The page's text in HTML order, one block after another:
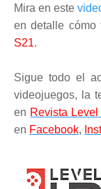
Mira en este
en detalle cómo
S21.
Sigue todo el
videojuegos, la
en Revista Level
en Facebook,